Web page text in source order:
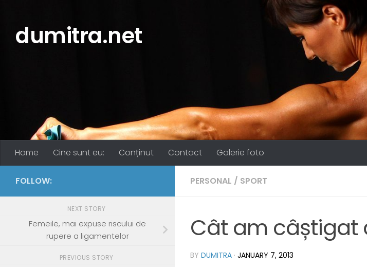
dumitra.net
Home Cine sunt eu: Conținut Contact Galerie foto
PERSONAL / SPORT
Cât am câștigat
BY DUMITRA · JANUARY 7, 2013
FOLLOW:
NEXT STORY
Femeile, mai expuse riscului de
rupere a ligamentelor
PREVIOUS STORY